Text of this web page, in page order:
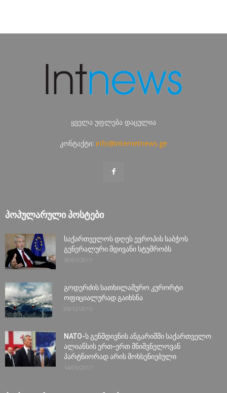
ყველა უფლება დაცულია
კონტაქტი: info@internetnews.ge
ᲞᲝᲞᲣᲚᲐᲠᲣᲚᲘ ᲞᲝᲡᲢᲔᲑᲘ
საქართველოს დღეს ევროპის საბჭოს
გენერალური მდივანი სტუმრობს
30/01/2017
გოდერძის სათხილამურო კურორტი
ოფიციალურად გაიხსნა
06/12/2015
NATO-ს გენმდივნის ანგარიშში საქართველო
ალიანსის ერთ-ერთ მნიშვნელოვან
პარტნიორად არის მოხსენიებული
14/03/2017